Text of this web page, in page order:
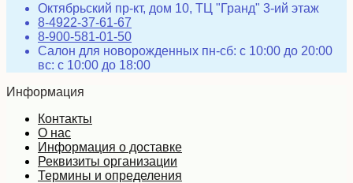
Октябрьский пр-кт, дом 10, ТЦ "Гранд" 3-ий этаж
8-4922-37-61-67
8-900-581-01-50
Салон для новорожденных пн-сб: с 10:00 до 20:00
вс: с 10:00 до 18:00
Информация
Контакты
О нас
Информация о доставке
Реквизиты организации
Термины и определения